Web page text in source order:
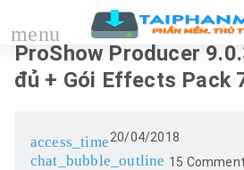
ProShow Producer
đủ + Gói Effects Pack
access_time20/04/2018
chat_bubble_outline 15
menu